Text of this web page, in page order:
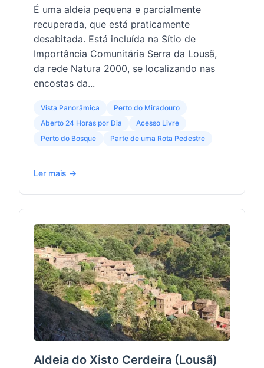
É uma aldeia pequena e parcialmente
recuperada, que está praticamente
desabitada. Está incluída na Sítio de
Importância Comunitária Serra da Lousã,
da rede Natura 2000, se localizando nas
encostas da...
Vista Panorâmica
Perto do Miradouro
Aberto 24 Horas por Dia
Acesso Livre
Perto do Bosque
Parte de uma Rota Pedestre
Ler mais →
Aldeia do Xisto Cerdeira (Lousã)